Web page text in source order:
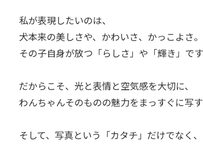
私が表現したいのは、
犬本来の美しさや、かわいさ、かっこよさ。
その子自身が放つ「らしさ」や「輝き」です
だからこそ、光と表情と空気感を大切に、
わんちゃんそのものの魅力をまっすぐに写す
そして、写真という「カタチ」だけでなく、